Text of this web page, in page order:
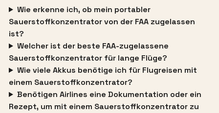
Wie erkenne ich, ob mein portabler
Sauerstoffkonzentrator von der FAA zugelassen
ist?
Welcher ist der beste FAA-zugelassene
Sauerstoffkonzentrator für lange Flüge?
Wie viele Akkus benötige ich für Flugreisen mit
einem Sauerstoffkonzentrator?
Benötigen Airlines eine Dokumentation oder ein
Rezept, um mit einem Sauerstoffkonzentrator zu